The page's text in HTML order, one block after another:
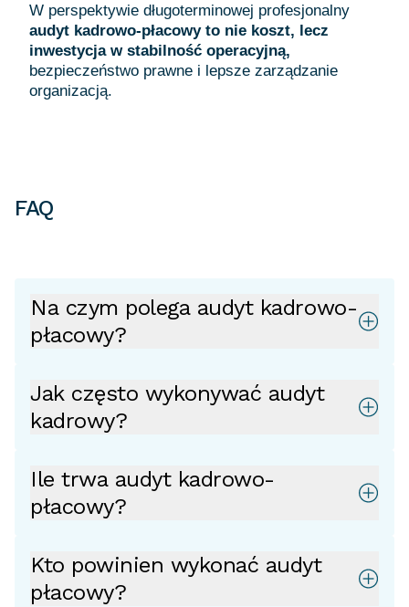
W perspektywie długoterminowej profesjonalny
audyt kadrowo-płacowy to nie koszt, lecz
inwestycja w stabilność operacyjną,
bezpieczeństwo prawne i lepsze zarządzanie
FAQ
Na czym polega audyt kadrowo-
płacowy?
Jak często wykonywać audyt
kadrowy?
Ile trwa audyt kadrowo-
płacowy?
Kto powinien wykonać audyt
płacowy?